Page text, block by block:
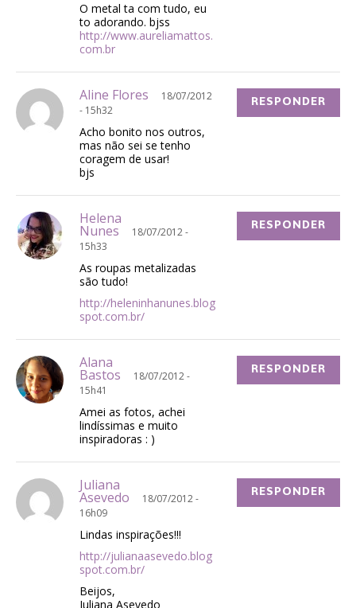
O metal ta com tudo, eu
to adorando. bjss
http://www.aureliamattos.
com.br
Aline Flores
18/07/2012
- 15h32
Acho bonito nos outros,
mas não sei se tenho
coragem de usar!
bjs
RESPONDER
Helena
Nunes
18/07/2012 -
15h33
As roupas metalizadas
são tudo!
http://heleninhanunes.blog
spot.com.br/
RESPONDER
Alana
Bastos
18/07/2012 -
15h41
Amei as fotos, achei
lindíssimas e muito
inspiradoras : )
RESPONDER
Juliana
Asevedo
18/07/2012 -
16h09
Lindas inspirações!!!
http://julianaasevedo.blog
spot.com.br/
Beijos,
Juliana Asevedo
RESPONDER